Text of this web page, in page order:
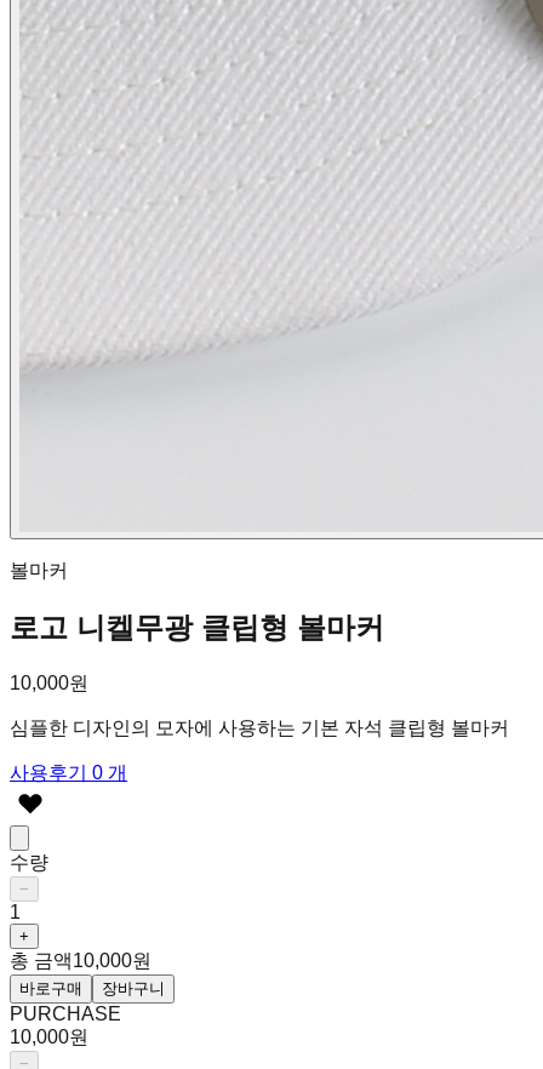
볼마커
로고 니켈무광 클립형 볼마커
10,000원
심플한 디자인의 모자에 사용하는 기본 자석 클립형 볼마커
사용후기 0 개
수량
−
1
+
총 금액10,000원
바로구매 장바구니
PURCHASE
10,000원
−